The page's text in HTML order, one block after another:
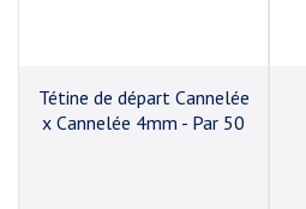
Tétine de départ Cannelée
x Cannelée 4mm - Par 50